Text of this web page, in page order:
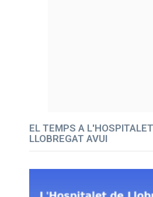
EL TEMPS A
LLOBREGAT AVUI